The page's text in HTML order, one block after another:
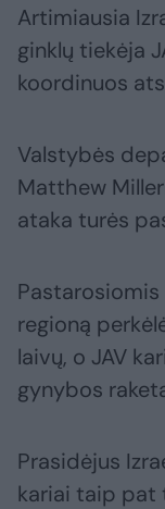
Artimiausia
ginklų tiekėja
koordinuos
Valstybės
Matthew
ataka turės
regioną
laivų, o JAV
gynybos
Prasidėjus
kariai taip pat